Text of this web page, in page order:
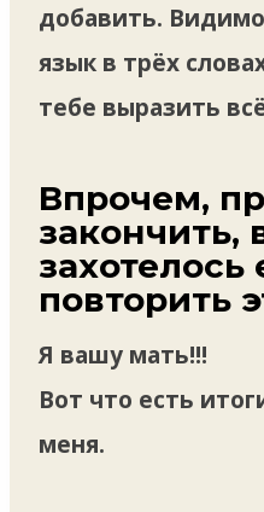
добавить.
язык в трёх
тебе выразить
Впрочем,
закончить,
захотелось
повторить
Я вашу мать!!!
Вот что есть
меня.